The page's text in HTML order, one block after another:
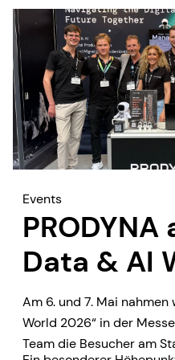
Events
Data & AI
Am 6. und 7. Mai nahmen
World 2026“ in der
Team die Besucher am